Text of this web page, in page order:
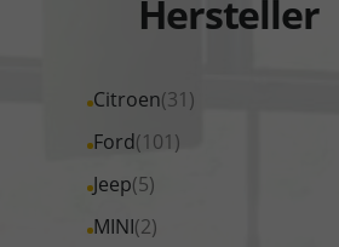
Hersteller
Citroen(31)
Alle
Fahrzeuge
Citroen
anzeigen
Ford(101)
Alle
Fahrzeuge
Ford
Jeep(5)
Alle
Fahrzeuge
MINI(2)
Alle